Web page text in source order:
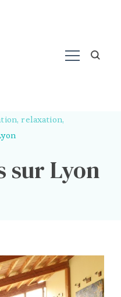
relaxation,
sur Lyon